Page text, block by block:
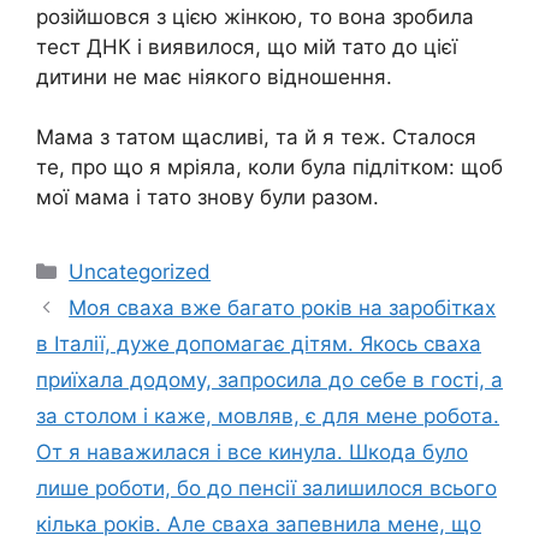
розійшовся з цією жінкою, то вона зробила
тест ДНК і виявилося, що мій тато до цієї
дитини не має ніякого відношення.
Мама з татом щасливі, та й я теж. Сталося
те, про що я мріяла, коли була підлітком: щоб
мої мама і тато знову були разом.
Категорії
Uncategorized
Моя сваха вже багато років на заробітках
в Італії, дуже допомагає дітям. Якось сваха
приїхала додому, запросила до себе в гості, а
за столом і каже, мовляв, є для мене робота.
От я наважилася і все кинула. Шкода було
лише роботи, бо до пенсії залишилося всього
кілька років. Але сваха запевнила мене, що